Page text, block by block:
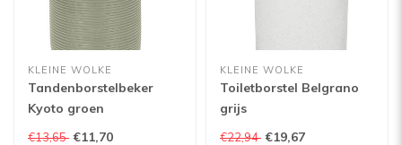
KLEINE WOLKE
Tandenborstelbeker
Kyoto groen
€13,65 €11,70
KLEINE WOLKE
Toiletborstel Belgrano
grijs
€22,94 €19,67